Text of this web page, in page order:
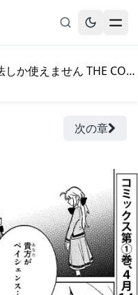
異世界に来たけど、生活魔法しか使えません THE COMIC - 第5.1話
次の章